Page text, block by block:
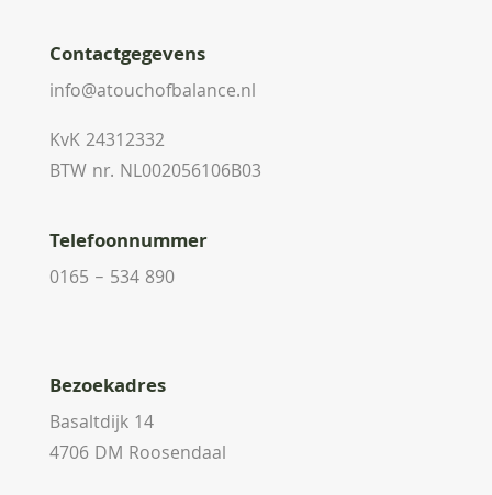
Contactgegevens
info@atouchofbalance.nl
KvK 24312332
BTW nr. NL002056106B03
Telefoonnummer
0165 – 534 890
Bezoekadres
Basaltdijk 14
4706 DM Roosendaal